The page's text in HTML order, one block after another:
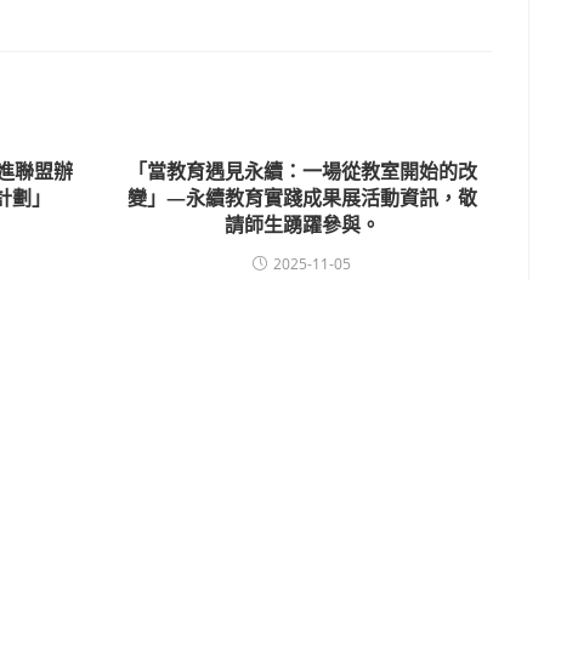
聯盟辦
」
「當教育遇見永續：一場從教室開始的改
變」—永續教育實踐成果展活動資訊，敬
請師生踴躍參與。
2025-11-05